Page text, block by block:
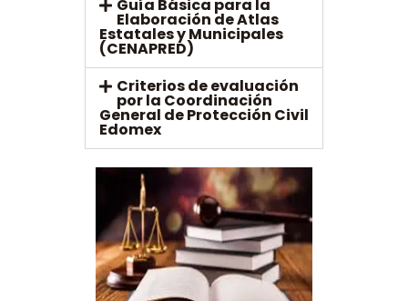
Guía Básica para la
Elaboración de Atlas
Estatales y Municipales
(CENAPRED)
Criterios de evaluación
por la Coordinación
General de Protección Civil
Edomex